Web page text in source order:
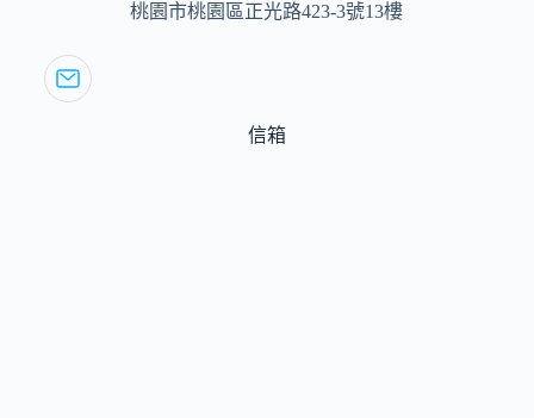
桃園市桃園區正光路423-3號13樓
信箱